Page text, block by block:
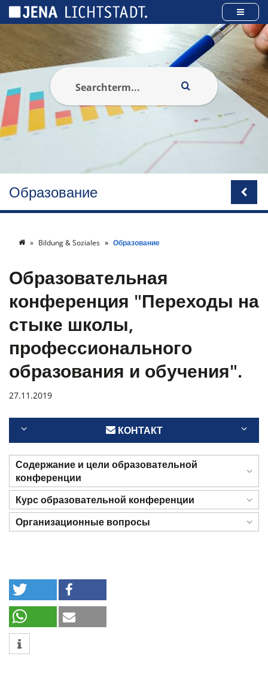
Образование
Bildung & Soziales Образование
Образовательная
конференция "Переходы на
стыке школы,
профессионального
образования и обучения".
27.11.2019
КОНТАКТ
Содержание и цели образовательной
конференции
Курс образовательной конференции
Организационные вопросы
Панель управления cookies